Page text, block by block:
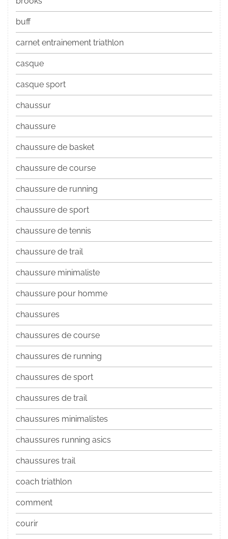
buff
carnet entrainement triathlon
casque
casque sport
chaussur
chaussure
chaussure de basket
chaussure de course
chaussure de running
chaussure de sport
chaussure de tennis
chaussure de trail
chaussure minimaliste
chaussure pour homme
chaussures
chaussures de course
chaussures de running
chaussures de sport
chaussures de trail
chaussures minimalistes
chaussures running asics
chaussures trail
coach triathlon
comment
courir